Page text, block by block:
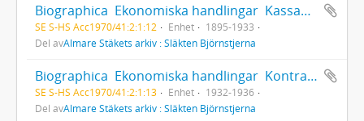
Biographica  Ekonomiska handlingar  Kassaböcker och inkomst/utgiftsböcker
SE S-HS Acc1970/41:2:1:12 Enhet
1895-1933
Del avAlmare Stäkets arkiv : Släkten Björnstjerna
Biographica  Ekonomiska handlingar  Kontraböcker
SE S-HS Acc1970/41:2:1:13 Enhet
1932-1936
Del avAlmare Stäkets arkiv : Släkten Björnstjerna